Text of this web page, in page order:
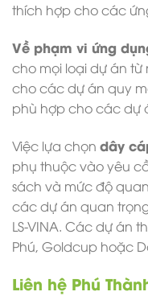
thích hợp cho các
Về phạm vi ứng
cho mọi loại dự án từ
cho các dự án quy
phù hợp cho các dự
Việc lựa chọn dây
phụ thuộc vào yêu
sách và mức độ
các dự án quan
LS-VINA. Các dự án
Phú, Goldcup hoặc
Liên hệ Phú